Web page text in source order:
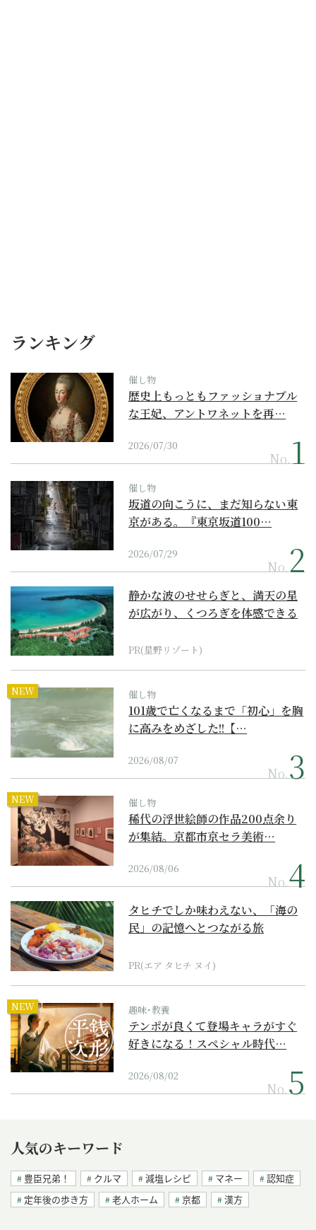
ランキング
催し物
歴史上もっともファッショナブル
な王妃、アントワネットを再…
2026/07/30
No.
催し物
坂道の向こうに、まだ知らない東
京がある。『東京坂道100…
2026/07/29
No.
静かな波のせせらぎと、満天の星
が広がり、くつろぎを体感できる
PR(星野リゾート)
NEW 催し物
101歳で亡くなるまで「初心」を胸
に高みをめざした!!【…
2026/08/07
No.
NEW 催し物
稀代の浮世絵師の作品200点余り
が集結。京都市京セラ美術…
2026/08/06
No.
タヒチでしか味わえない、「海の
民」の記憶へとつながる旅
PR(エア タヒチ ヌイ)
NEW 趣味･教養
テンポが良くて登場キャラがすぐ
好きになる！スペシャル時代…
2026/08/02
No.
人気のキーワード
豊臣兄弟！ クルマ 減塩レシピ マネー
認知症
定年後の歩き方
老人ホーム 京都 漢方